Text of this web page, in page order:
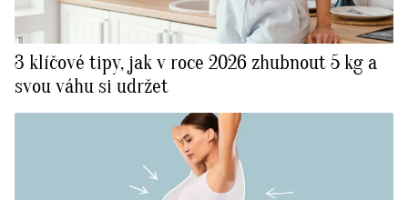
3 klíčové tipy, jak v roce 2026 zhubnout 5 kg a
svou váhu si udržet